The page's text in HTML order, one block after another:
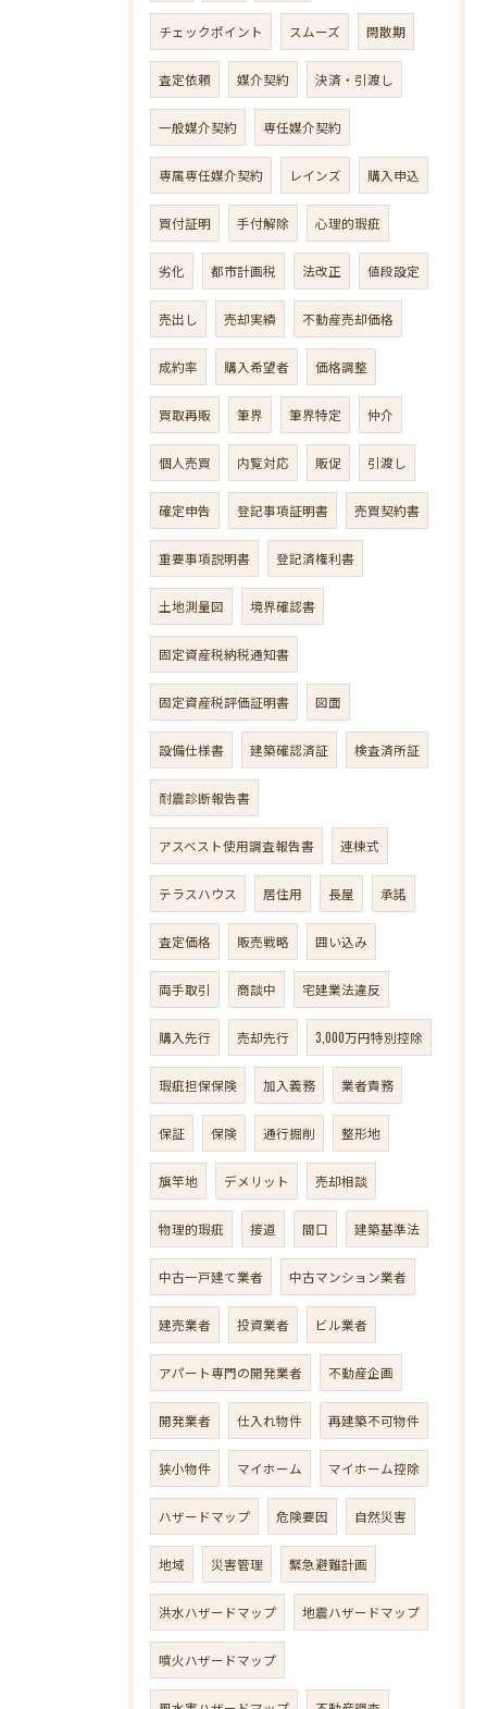
チェックポイント スムーズ 閑散期
査定依頼 媒介契約 決済・引渡し
一般媒介契約 専任媒介契約
専属専任媒介契約 レインズ 購入申込
買付証明 手付解除 心理的瑕疵
劣化 都市計画税 法改正 値段設定
売出し 売却実績 不動産売却価格
成約率 購入希望者 価格調整
買取再販 筆界 筆界特定 仲介
個人売買 内覧対応 販促 引渡し
確定申告 登記事項証明書 売買契約書
重要事項説明書 登記済権利書
土地測量図 境界確認書
固定資産税納税通知書
固定資産税評価証明書 図面
設備仕様書 建築確認済証 検査済所証
耐震診断報告書
アスベスト使用調査報告書 連棟式
テラスハウス 居住用 長屋 承諾
査定価格 販売戦略 囲い込み
両手取引 商談中 宅建業法違反
購入先行 売却先行 3,000万円特別控除
瑕疵担保保険 加入義務 業者責務
保証 保険 通行掘削 整形地
旗竿地 デメリット 売却相談
物理的瑕疵 接道 間口 建築基準法
中古一戸建て業者 中古マンション業者
建売業者 投資業者 ビル業者
アパート専門の開発業者 不動産企画
開発業者 仕入れ物件 再建築不可物件
狭小物件 マイホーム マイホーム控除
ハザードマップ 危険要因 自然災害
地域 災害管理 緊急避難計画
洪水ハザードマップ 地震ハザードマップ
噴火ハザードマップ